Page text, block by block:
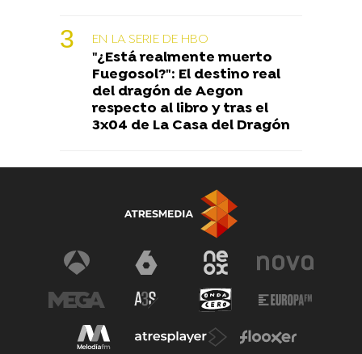
EN LA SERIE DE HBO
"¿Está realmente muerto
Fuegosol?": El destino real
del dragón de Aegon
respecto al libro y tras el
3x04 de La Casa del Dragón